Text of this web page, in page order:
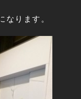
なります。